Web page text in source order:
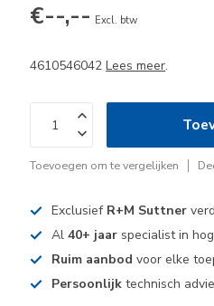
€--,-- Excl. btw
4610546042Lees meer.
Toevoegen om te vergelijken
Exclusief R+M Suttner
Al40+ jaar specialist in
Ruim aanbod voor elke
Persoonlijk technisch